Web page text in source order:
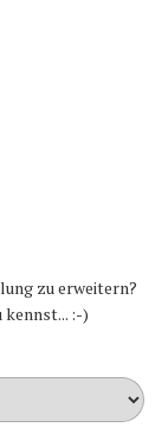
zu erweitern?
kennst... :-)